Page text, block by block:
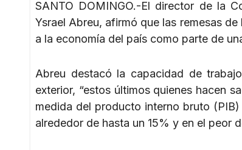
SANTO DOMINGO.-El director de la
Ysrael Abreu, afirmó que las remesas
a la economía del país como parte de
Abreu destacó la capacidad de
exterior, “estos últimos quienes hacen
medida del producto interno bruto
alrededor de hasta un 15% y en el peor